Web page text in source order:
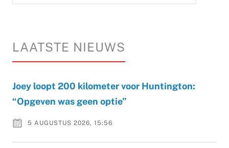
LAATSTE NIEUWS
Joey loopt 200 kilometer voor Huntington:
“Opgeven was geen optie”
5 AUGUSTUS 2026, 15:56